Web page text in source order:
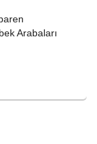
Arabaları